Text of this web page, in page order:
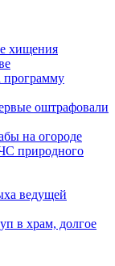
хищения
программу
оштрафовали
на огороде
природного
ведущей
в храм, долгое